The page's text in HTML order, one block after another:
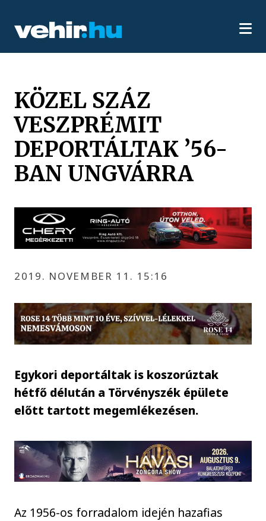
KÖZEL SZÁZ
VESZPRÉMIT
DEPORTÁLTAK ’56-
BAN UNGVÁRRA
2019. NOVEMBER 11. 15:16
Egykori deportáltak is koszorúztak
hétfő délután a Törvényszék épülete
előtt tartott megemlékezésen.
Az 1956-os forradalom idején hazafias